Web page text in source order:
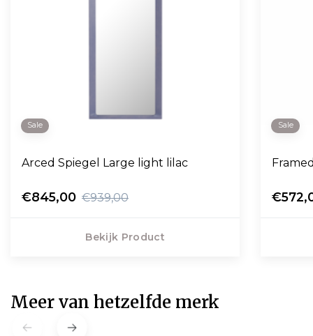
Sale
Arced Spiegel Large light lilac
€845,00 €939,00
Bekijk Product
Sale
Meer van hetzelfde merk